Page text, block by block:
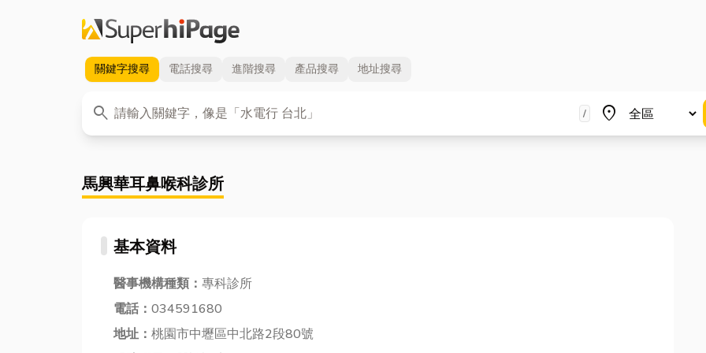
關鍵字搜尋 電話搜尋 進階搜尋 產品搜尋 地址搜尋
search
關鍵字 / place
地區
馬興華耳鼻喉科診所
基本資料
醫事機構種類： 專科診所
電話： 034591680
地址： 桃園市中壢區中北路2段80號